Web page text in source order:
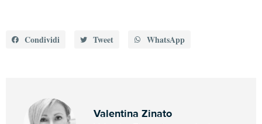
Condividi Tweet WhatsApp
Valentina Zinato